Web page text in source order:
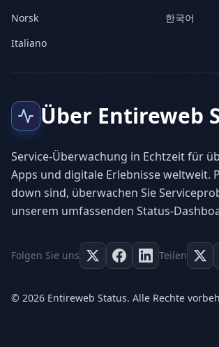
Norsk
한국어
Italiano
Über Entireweb
Service-Überwachung in Echtzeit für
Apps und digitale Erlebnisse weltweit.
down sind, überwachen Sie
unserem umfassenden Status-
Folgen Sie uns Teilen
© 2026 Entireweb Status. Alle Rechte